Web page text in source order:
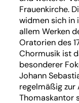
Frauenkirche.
widmen sich in
allem Werken
Oratorien des
Chormusik ist
besonderer
Johann
regelmäßig zur
Thomaskantor